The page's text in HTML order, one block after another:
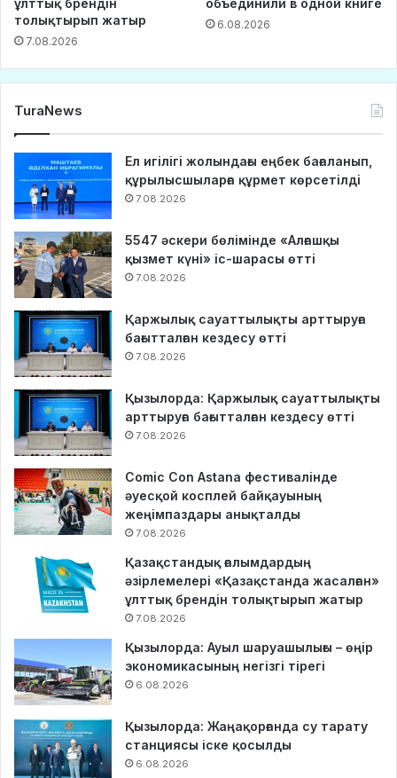
ұлттық брендін
толықтырып жатыр
7.08.2026
объединили в одной книге
6.08.2026
TuraNews
Ел игілігі жолындағы еңбек бағаланып,
құрылысшыларға құрмет көрсетілді
7.08.2026
5547 әскери бөлімінде «Алғашқы
қызмет күні» іс-шарасы өтті
7.08.2026
Қаржылық сауаттылықты арттыруға
бағытталған кездесу өтті
7.08.2026
Қызылорда: Қаржылық сауаттылықты
арттыруға бағытталған кездесу өтті
7.08.2026
Comic Con Astana фестивалінде
әуесқой косплей байқауының
жеңімпаздары анықталды
7.08.2026
Қазақстандық ғалымдардың
әзірлемелері «Қазақстанда жасалған»
ұлттық брендін толықтырып жатыр
7.08.2026
Қызылорда: Ауыл шаруашылығы – өңір
экономикасының негізгі тірегі
6.08.2026
Қызылорда: Жаңақорғанда су тарату
станциясы іске қосылды
6.08.2026